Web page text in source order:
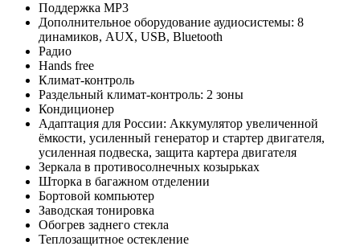
Поддержка MP3
Дополнительное оборудование аудиосистемы: 8
динамиков, AUX, USB, Bluetooth
Радио
Hands free
Климат-контроль
Раздельный климат-контроль: 2 зоны
Кондиционер
Адаптация для России: Аккумулятор увеличенной
ёмкости, усиленный генератор и стартер двигателя,
усиленная подвеска, защита картера двигателя
Зеркала в противосолнечных козырьках
Шторка в багажном отделении
Бортовой компьютер
Заводская тонировка
Обогрев заднего стекла
Теплозащитное остекление